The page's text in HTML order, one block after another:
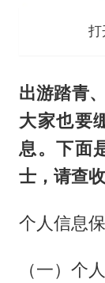
打
出游踏青
大家也要
息。下面
士，请查
个人信息
（一）个